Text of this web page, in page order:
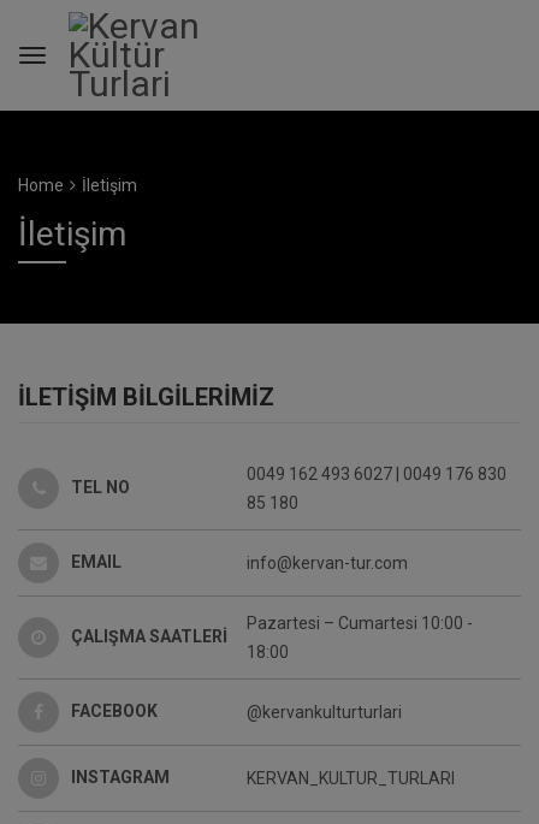
Home İletişim
İletişim
İLETİŞİM BİLGİLERİMİZ
TEL NO
0049 162 493 6027 | 0049 176 830
85 180
EMAIL info@kervan-tur.com
ÇALIŞMA SAATLERİ
Pazartesi – Cumartesi 10:00 -
18:00
FACEBOOK @kervankulturturlari
INSTAGRAM KERVAN_KULTUR_TURLARI